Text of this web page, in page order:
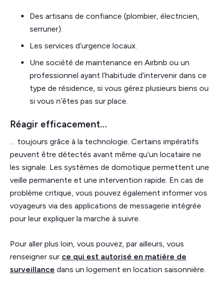
Des artisans de confiance (plombier, électricien,
serrurier).
Les services d’urgence locaux.
Une société de maintenance en Airbnb ou un
professionnel ayant l’habitude d’intervenir dans ce
type de résidence, si vous gérez plusieurs biens ou
si vous n’êtes pas sur place.
Réagir efficacement…
… toujours grâce à la technologie. Certains impératifs
peuvent être détectés avant même qu’un locataire ne
les signale. Les systèmes de domotique permettent une
veille permanente et une intervention rapide. En cas de
problème critique, vous pouvez également informer vos
voyageurs via des applications de messagerie intégrée
pour leur expliquer la marche à suivre.
Pour aller plus loin, vous pouvez, par ailleurs, vous
renseigner sur ce qui est autorisé en matière de
surveillance dans un logement en location saisonnière.